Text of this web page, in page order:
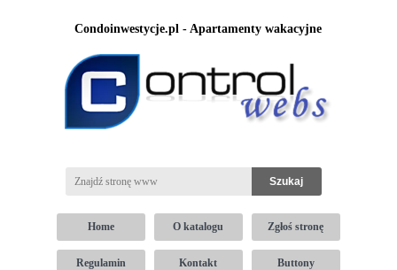
Condoinwestycje.pl - Apartamenty wakacyjne
Home O katalogu Zgłoś stronę
Regulamin Kontakt Buttony